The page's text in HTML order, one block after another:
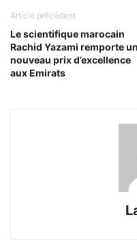
Article précédent
Le scientifique marocain
Rachid Yazami remporte un
nouveau prix d’excellence
aux Emirats